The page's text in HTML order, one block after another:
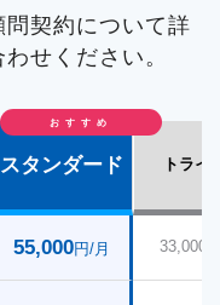
したが、ご依頼
の顧問料の支払
用いただいてい
予防の観点から雇
の後も 業務委託契
ご相談など、幅
います。 E社は
メールやお電話
ます。
に生じた損害額
容で示談が成立
りました。
護士が調査を行
基準となる労働
いないことや、
は他の従業員を
賃金の支払い義
当する可能性が
契約について詳
せください。
おすすめ
スタンダード トライ
55,000円/月 33,000